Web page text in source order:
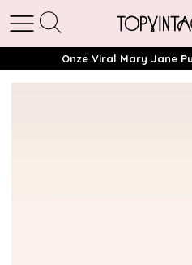
Onze Viral Mary Jane